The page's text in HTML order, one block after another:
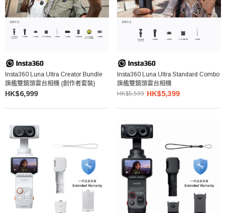
Insta360 Luna Ultra Creator Bundle
旗艦雙鏡頭雲台相機 (創作者套裝)
HK$6,999
Insta360 Luna Ultra Standard Combo
旗艦雙鏡頭雲台相機
HK$5,599 HK$5,399